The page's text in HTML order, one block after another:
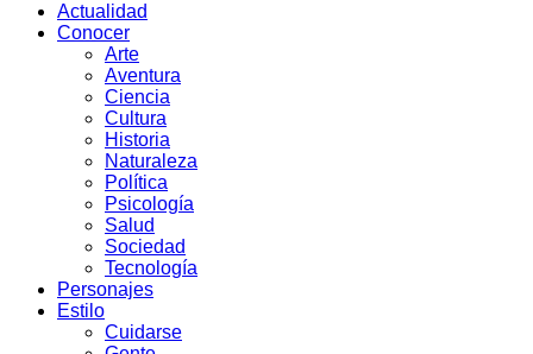
Actualidad
Conocer
Arte
Aventura
Ciencia
Cultura
Historia
Naturaleza
Política
Psicología
Salud
Sociedad
Tecnología
Personajes
Estilo
Cuidarse